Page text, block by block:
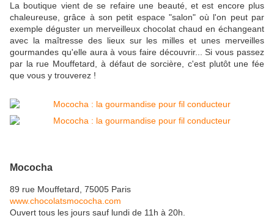
La boutique vient de se refaire une beauté, et est encore plus
chaleureuse, grâce à son petit espace "salon" où l'on peut par
exemple déguster un merveilleux chocolat chaud en échangeant
avec la maîtresse des lieux sur les milles et unes merveilles
gourmandes qu'elle aura à vous faire découvrir... Si vous passez
par la rue Mouffetard, à défaut de sorcière, c'est plutôt une fée
que vous y trouverez !
Mococha
89 rue Mouffetard, 75005 Paris
www.chocolatsmococha.com
Ouvert tous les jours sauf lundi de 11h à 20h.